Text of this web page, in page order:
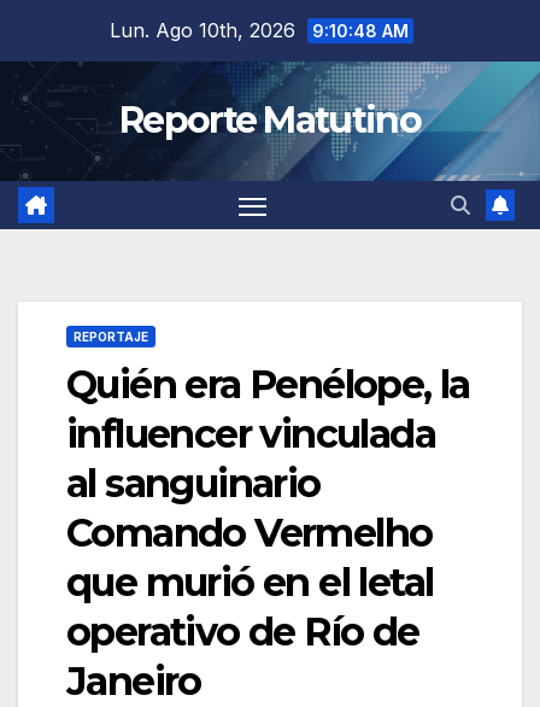
contenido
Lun. Ago 10th, 2026 9:10:49 AM
Reporte Matutino
REPORTAJE
Quién era Penélope, la
influencer vinculada
al sanguinario
Comando Vermelho
que murió en el letal
operativo de Río de
Janeiro